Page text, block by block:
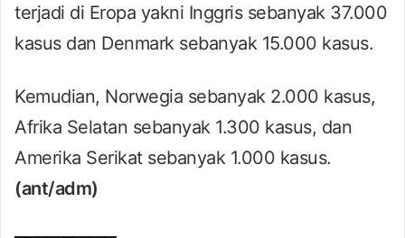
terjadi di Eropa yakni Inggris sebanyak 37.000
kasus dan Denmark sebanyak 15.000 kasus.
Kemudian, Norwegia sebanyak 2.000 kasus,
Afrika Selatan sebanyak 1.300 kasus, dan
Amerika Serikat sebanyak 1.000 kasus.
(ant/adm)